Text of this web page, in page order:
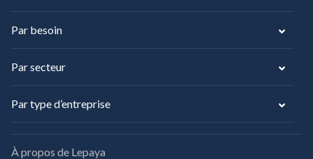
Par besoin
Par secteur
Par type d’entreprise
À propos de Lepaya